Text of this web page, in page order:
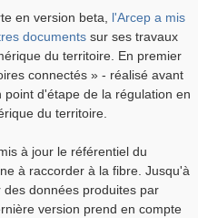
en version beta, l'Arcep a mis
documents sur ses travaux
du territoire. En premier
connectés » - réalisé avant
d'étape de la régulation en
du territoire.
à jour le référentiel du
à raccorder à la fibre. Jusqu'à
données produites par
version prend en compte